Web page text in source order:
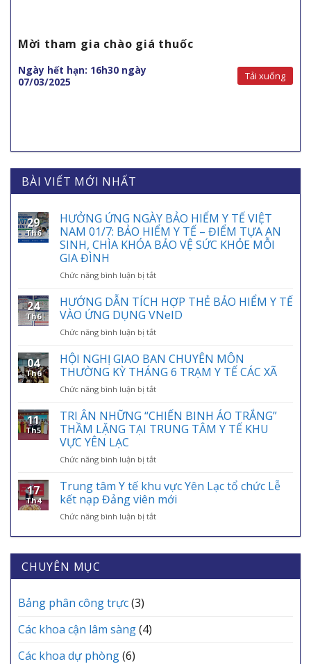
Mời tham gia chào giá thuốc
Ngày hết hạn: 16h30 ngày
07/03/2025
Tải xuống
BÀI VIẾT MỚI NHẤT
29
Th6
HƯỞNG ỨNG NGÀY BẢO HIỂM Y TẾ VIỆT
NAM 01/7: BẢO HIỂM Y TẾ – ĐIỂM TỰA AN
SINH, CHÌA KHÓA BẢO VỆ SỨC KHỎE MỖI
GIA ĐÌNH
Chức năng bình luận bị tắtở
ỨNG
NGÀY
BẢO
HIỂM
TẾ
VIỆT
01/7:
HIỂM
Y
ĐIỂM
AN
SINH,
KHÓA
BẢO
MỖI
24
Th6
HƯỚNG DẪN TÍCH HỢP THẺ BẢO HIỂM Y TẾ
VÀO ỨNG DỤNG VNeID
Chức năng bình luận bị tắtở
DẪN
TÍCH
HỢP
THẺ
HIỂM
Y
ỨNG
VNeID
04
Th6
HỘI NGHỊ GIAO BAN CHUYÊN MÔN
THƯỜNG KỲ THÁNG 6 TRẠM Y TẾ CÁC XÃ
Chức năng bình luận bị tắtở
NGHỊ
GIAO
BAN
MÔN
KỲ
THÁNG
6
TRẠM
CÁC
11
Th5
TRI ÂN NHỮNG “CHIẾN BINH ÁO TRẮNG”
THẦM LẶNG TẠI TRUNG TÂM Y TẾ KHU
VỰC YÊN LẠC
Chức năng bình luận bị tắtở
ÂN
NHỮNG
“CHIẾN
BINH
THẦM
17
Th4
Trung tâm Y tế khu vực Yên Lạc tổ chức Lễ
kết nạp Đảng viên mới
Chức năng bình luận bị tắtở
tâm
CHUYÊN MỤC
Bảng phân công trực(3)
Các khoa cận lâm sàng(4)
Các khoa dự phòng(6)